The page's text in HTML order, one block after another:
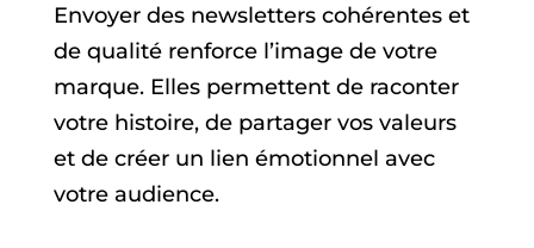
Envoyer des newsletters cohérentes et
de qualité renforce l’image de votre
marque. Elles permettent de raconter
votre histoire, de partager vos valeurs
et de créer un lien émotionnel avec
votre audience.